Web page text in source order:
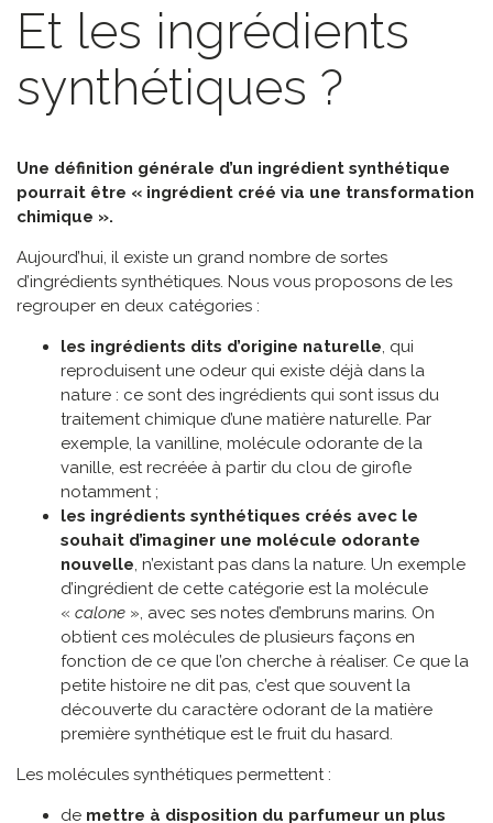
Et les ingrédients
synthétiques ?
Une définition générale d’un ingrédient synthétique
pourrait être « ingrédient créé via une transformation
chimique ».
Aujourd’hui, il existe un grand nombre de sortes
d’ingrédients synthétiques. Nous vous proposons de les
regrouper en deux catégories :
les ingrédients dits d’origine naturelle, qui
reproduisent une odeur qui existe déjà dans la
nature : ce sont des ingrédients qui sont issus du
traitement chimique d’une matière naturelle. Par
exemple, la vanilline, molécule odorante de la
vanille, est recréée à partir du clou de girofle
notamment ;
les ingrédients synthétiques créés avec le
souhait d’imaginer une molécule odorante
nouvelle, n’existant pas dans la nature. Un exemple
d’ingrédient de cette catégorie est la molécule
« calone », avec ses notes d’embruns marins. On
obtient ces molécules de plusieurs façons en
fonction de ce que l’on cherche à réaliser. Ce que la
petite histoire ne dit pas, c’est que souvent la
découverte du caractère odorant de la matière
première synthétique est le fruit du hasard.
Les molécules synthétiques permettent :
de mettre à disposition du parfumeur un plus